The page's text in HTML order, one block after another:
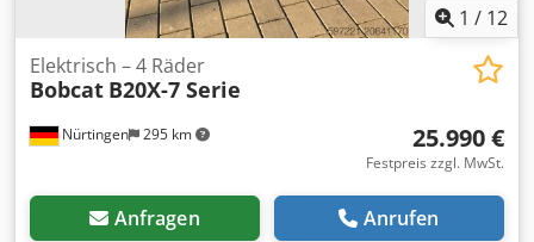
1 / 12
Nürtingen 295 km
Elektrisch – 4 Räder
Bobcat B20X-7 Serie
25.990 €
Festpreis zzgl. MwSt.
Anfragen Anrufen